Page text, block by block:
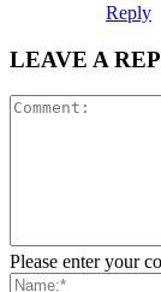
Reply
LEAVE A
Please enter your